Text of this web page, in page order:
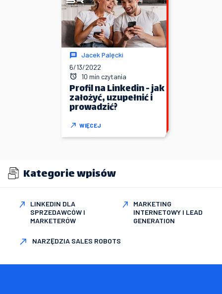
Jacek Palęcki
6/13/2022
10 min czytania
Profil na Linkedin - jak
założyć, uzupełnić i
prowadzić?
WIĘCEJ
Kategorie wpisów
LINKEDIN DLA
SPRZEDAWCÓW I
MARKETERÓW
MARKETING
INTERNETOWY I LEAD
GENERATION
NARZĘDZIA SALES ROBOTS